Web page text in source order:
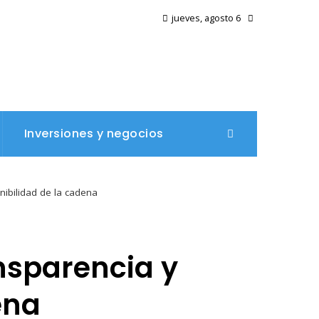
jueves, agosto 6
Inversiones y negocios
de la cadena
y